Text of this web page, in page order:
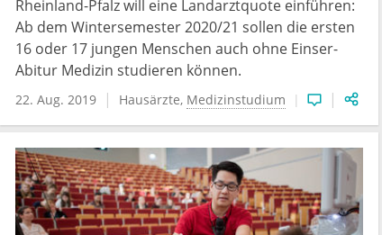
Rheinland-Pfalz will eine Landarztquote einführen:
Ab dem Wintersemester 2020/21 sollen die ersten
16 oder 17 jungen Menschen auch ohne Einser-
Abitur Medizin studieren können.
22. Aug. 2019 Hausärzte Medizinstudium